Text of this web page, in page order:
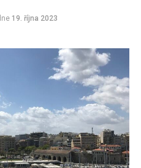
19. října 2023